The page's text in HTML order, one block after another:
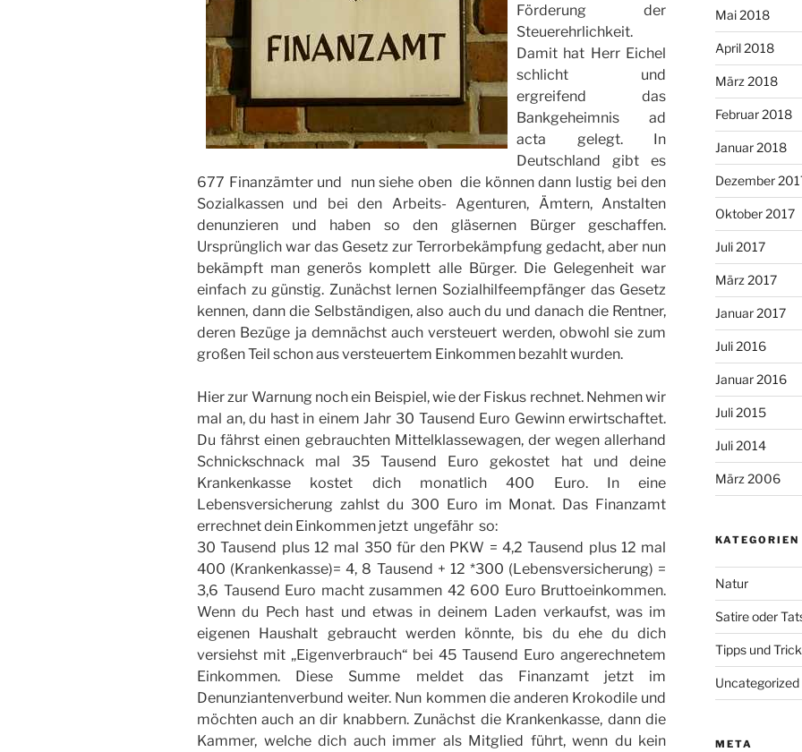
Förderung der
Steuerehrlichkeit.
Damit hat Herr Eichel
schlicht und
ergreifend das
Bankgeheimnis ad
acta gelegt. In
Deutschland gibt es
677 Finanzämter und  nun siehe oben  die können dann lustig bei den
Sozialkassen und bei den Arbeits- Agenturen, Ämtern, Anstalten
denunzieren und haben so den gläsernen Bürger geschaffen.
Ursprünglich war das Gesetz zur Terrorbekämpfung gedacht, aber nun
bekämpft man generös komplett alle Bürger. Die Gelegenheit war
einfach zu günstig. Zunächst lernen Sozialhilfeempfänger das Gesetz
kennen, dann die Selbständigen, also auch du und danach die Rentner,
deren Bezüge ja demnächst auch versteuert werden, obwohl sie zum
großen Teil schon aus versteuertem Einkommen bezahlt wurden.
Hier zur Warnung noch ein Beispiel, wie der Fiskus rechnet. Nehmen wir
mal an, du hast in einem Jahr 30 Tausend Euro Gewinn erwirtschaftet.
Du fährst einen gebrauchten Mittelklassewagen, der wegen allerhand
Schnickschnack mal 35 Tausend Euro gekostet hat und deine
Krankenkasse kostet dich monatlich 400 Euro. In eine
Lebensversicherung zahlst du 300 Euro im Monat. Das Finanzamt
errechnet dein Einkommen jetzt  ungefähr  so:
30 Tausend plus 12 mal 350 für den PKW = 4,2 Tausend plus 12 mal
400 (Krankenkasse)= 4, 8 Tausend + 12 *300 (Lebensversicherung) =
3,6 Tausend Euro macht zusammen 42 600 Euro Bruttoeinkommen.
Wenn du Pech hast und etwas in deinem Laden verkaufst, was im
eigenen Haushalt gebraucht werden könnte, bis du ehe du dich
versiehst mit „Eigenverbrauch“ bei 45 Tausend Euro angerechnetem
Einkommen. Diese Summe meldet das Finanzamt jetzt im
Denunziantenverbund weiter. Nun kommen die anderen Krokodile und
möchten auch an dir knabbern. Zunächst die Krankenkasse, dann die
Kammer, welche dich auch immer als Mitglied führt, wenn du kein
Mai 2018
April 2018
März 2018
Februar 2018
Januar 2018
Dezember
Oktober 2017
Juli 2017
März 2017
Januar 2017
Juli 2016
Januar 2016
Juli 2015
Juli 2014
März 2006
KATEGORIEN
Natur
Satire oder
Tipps und
Uncategorized
META